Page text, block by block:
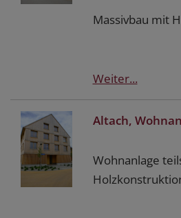
Massivbau mit
Weiter...
Altach,
Wohnanlage